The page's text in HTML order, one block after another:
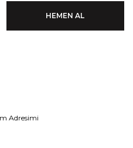
HEMEN AL
Adresimi